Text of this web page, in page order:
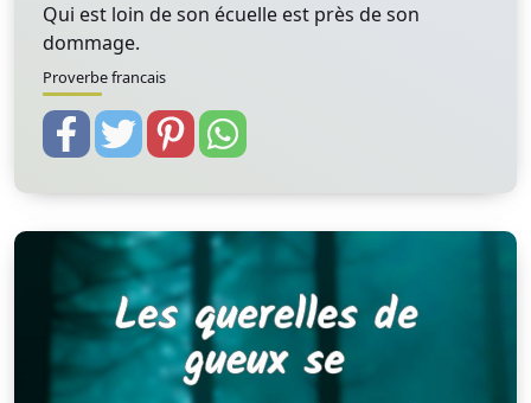
Qui est loin de son écuelle est près de son
dommage.
Proverbe francais